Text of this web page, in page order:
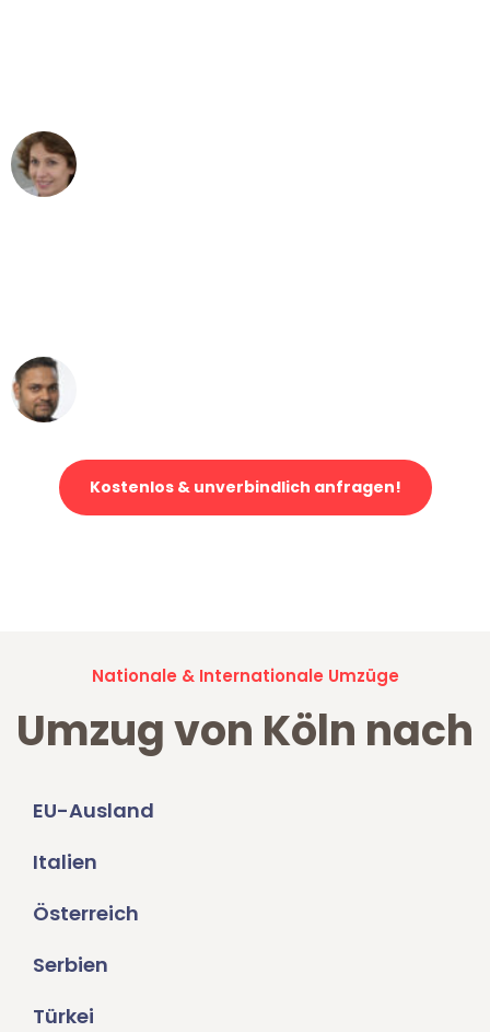
Kostenlos & unverbindlich anfragen!
Nationale & Internationale Umzüge
Umzug von Köln nach
EU-Ausland
Italien
Österreich
Serbien
Türkei